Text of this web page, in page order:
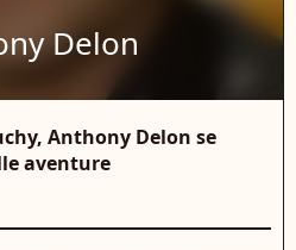
Delon
Anthony Delon se
aventure